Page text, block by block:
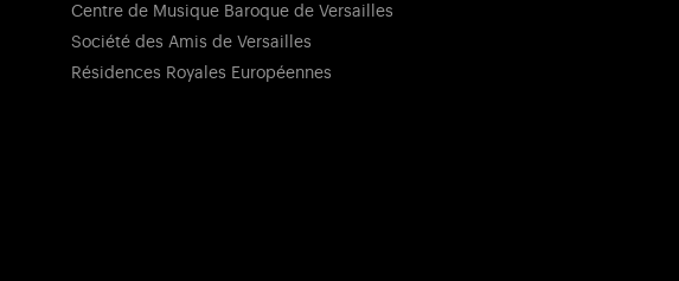
Centre de Musique Baroque de Versailles
Société des Amis de Versailles
Résidences Royales Européennes